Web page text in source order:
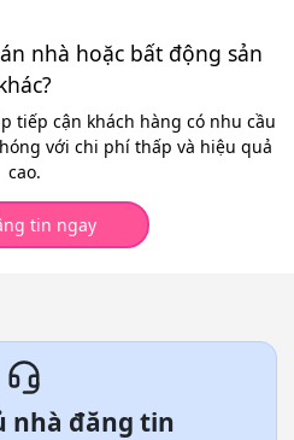
nhà hoặc bất động sản
tiếp cận khách hàng có nhu cầu
với chi phí thấp và hiệu quả
cao.
tin ngay
nhà đăng tin